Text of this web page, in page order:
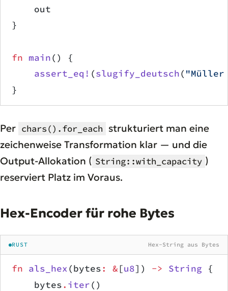
    out
}
fn main() {
    assert_eq!
(slugify_deutsch( "Müller
}
Per chars().for_each strukturiert man eine
zeichenweise Transformation klar — und die
Output-Allokation ( String::with_capacity )
reserviert Platz im Voraus.
Hex-Encoder für rohe Bytes
RUST Hex-String aus Bytes
fn als_hex(bytes: &[u8]) -> String {
    bytes
. iter()